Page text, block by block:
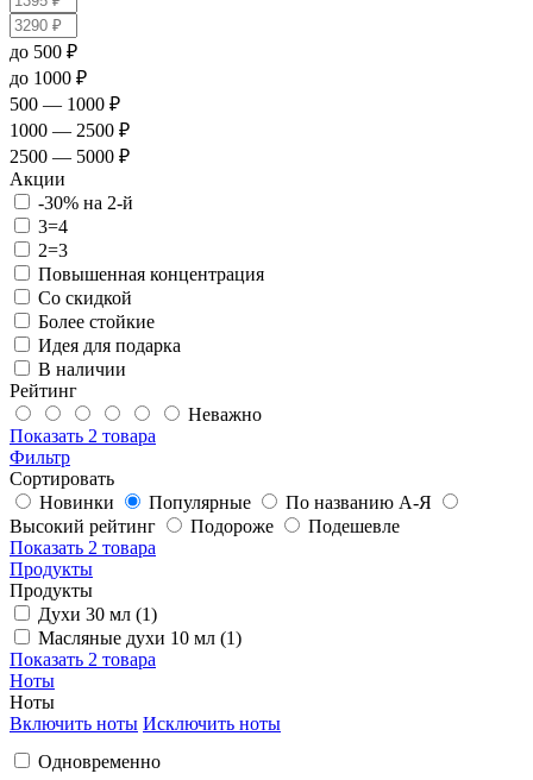
до 500 ₽
до 1000 ₽
500 — 1000 ₽
1000 — 2500 ₽
2500 — 5000 ₽
Акции
-30% на 2-й
3=4
2=3
Повышенная концентрация
Со скидкой
Более стойкие
Идея для подарка
В наличии
Рейтинг
Неважно
Показать 2 товара
Фильтр
Сортировать
Новинки
Популярные
По названию А-Я
Высокий рейтинг
Подороже
Подешевле
Показать 2 товара
Продукты
Продукты
Духи 30 мл (1)
Масляные духи 10 мл (1)
Показать 2 товара
Ноты
Ноты
Включить ноты Исключить ноты
Одновременно